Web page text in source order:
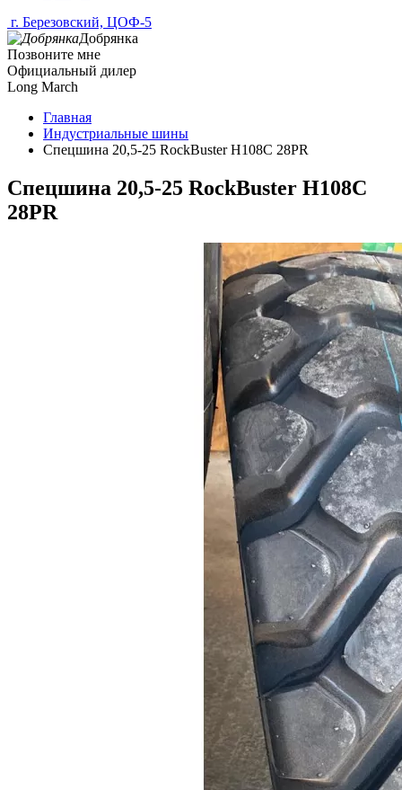
г. Березовский, ЦОФ-5
Добрянка
Позвоните мне
Официальный дилер
Long March
Главная
Индустриальные шины
Спецшина 20,5-25 RockBuster Н108C 28PR
Спецшина 20,5-25 RockBuster Н108C
28PR